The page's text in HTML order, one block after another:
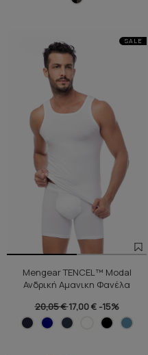
SALE
Mengear TENCEL™ Modal
Ανδρική Αμανικη Φανέλα
20,05 €17,00 € -15%